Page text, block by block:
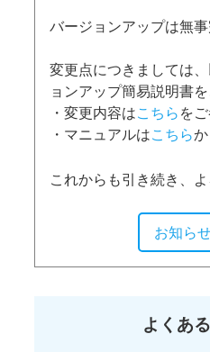
バージョンアップは無事
変更点につきましては
ョンアップ簡易説明書
・変更内容はこちら を
・マニュアルはこちら
これからも引き続き、
お知ら
よくあ